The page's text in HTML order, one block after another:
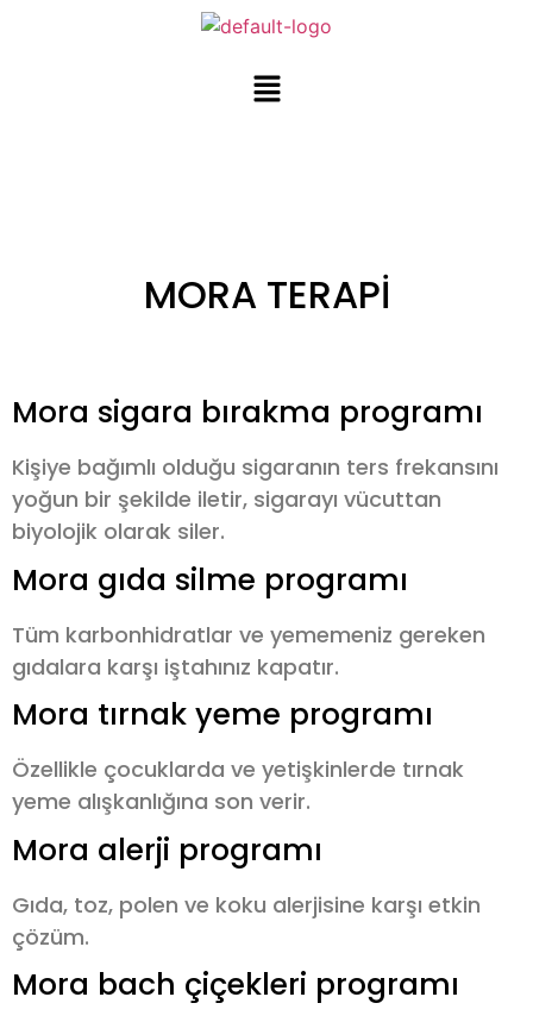
MORA TERAPİ
Mora sigara bırakma programı
Kişiye bağımlı olduğu sigaranın ters frekansını
yoğun bir şekilde iletir, sigarayı vücuttan
biyolojik olarak siler.
Mora gıda silme programı
Tüm karbonhidratlar ve yememeniz gereken
gıdalara karşı iştahınız kapatır.
Mora tırnak yeme programı
Özellikle çocuklarda ve yetişkinlerde tırnak
yeme alışkanlığına son verir.
Mora alerji programı
Gıda, toz, polen ve koku alerjisine karşı etkin
çözüm.
Mora bach çiçekleri programı